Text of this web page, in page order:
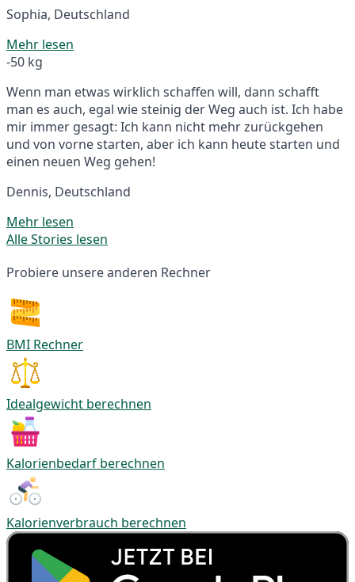
Sophia, Deutschland
Mehr lesen
-50 kg
Wenn man etwas wirklich schaffen will, dann schafft
man es auch, egal wie steinig der Weg auch ist. Ich habe
mir immer gesagt: Ich kann nicht mehr zurückgehen
und von vorne starten, aber ich kann heute starten und
einen neuen Weg gehen!
Dennis, Deutschland
Mehr lesen
Alle Stories lesen
Probiere unsere anderen Rechner
BMI Rechner
Idealgewicht berechnen
Kalorienbedarf berechnen
Kalorienverbrauch berechnen